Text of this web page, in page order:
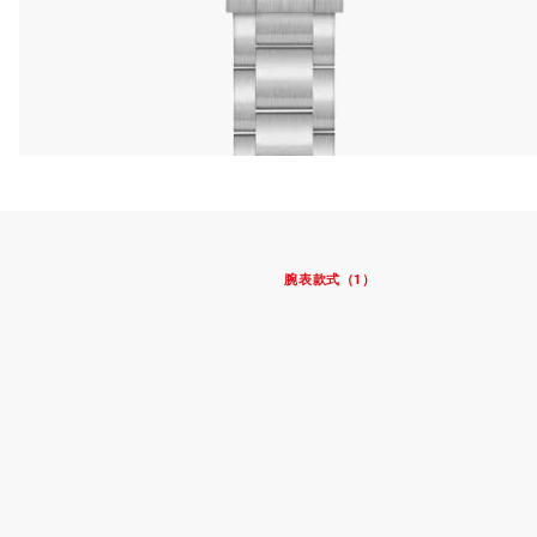
腕表款式（1）